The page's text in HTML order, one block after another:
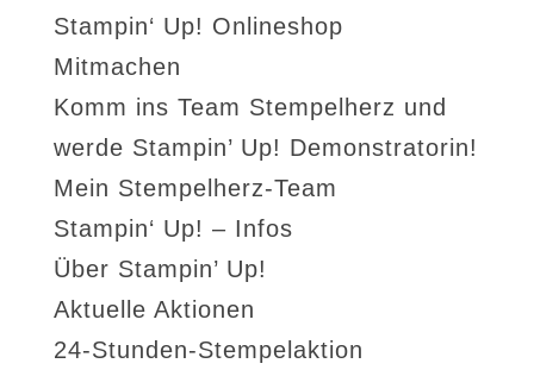
Stampin‘ Up! Onlineshop
Mitmachen
Komm ins Team Stempelherz und
werde Stampin’ Up! Demonstratorin!
Mein Stempelherz-Team
Stampin‘ Up! – Infos
Über Stampin’ Up!
Aktuelle Aktionen
24-Stunden-Stempelaktion